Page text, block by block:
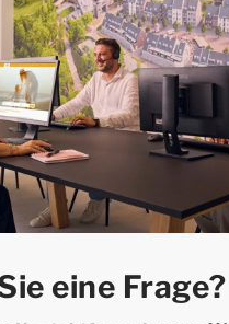
sind. Vergessen Sie
Reservierung zu
zu beachten.
eine Frage?